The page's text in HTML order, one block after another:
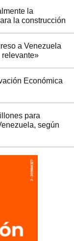
la
la construcción
a Venezuela
relevante»
Económica
para
según